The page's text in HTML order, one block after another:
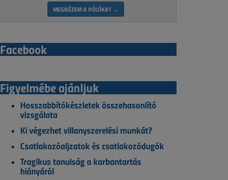
MEGNÉZEM A PÓLÓKAT →
Facebook
Figyelmébe ajánljuk
Hosszabbítókészletek összehasonlító
vizsgálata
Ki végezhet villanyszerelési munkát?
Csatlakozóaljzatok és csatlakozódugók
Tragikus tanulság a karbantartás
hiányáról